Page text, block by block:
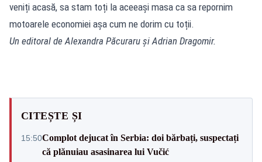
veniți acasă, sa stam toți la aceeași masa ca sa repornim
motoarele economiei așa cum ne dorim cu toții.
Un editoral de Alexandra Păcuraru și Adrian Dragomir.
CITEȘTE ȘI
15:50Complot dejucat în Serbia: doi bărbați, suspectați
că plănuiau asasinarea lui Vučić